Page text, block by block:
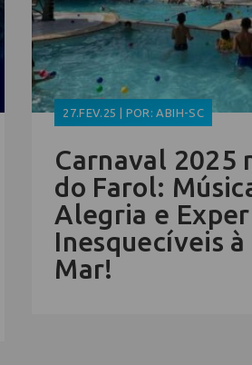
27.FEV.25 | POR: ABIH-SC
Carnaval 2025
do Farol:
Alegria e
Inesquecíveis
Mar!